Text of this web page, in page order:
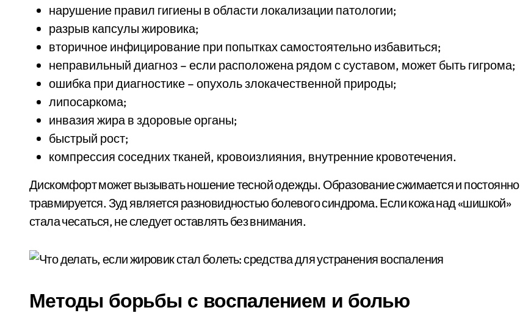
нарушение правил гигиены в области локализации патологии;
разрыв капсулы жировика;
вторичное инфицирование при попытках самостоятельно избавиться;
неправильный диагноз – если расположена рядом с суставом, может быть гигрома;
ошибка при диагностике – опухоль злокачественной природы;
липосаркома;
инвазия жира в здоровые органы;
быстрый рост;
компрессия соседних тканей, кровоизлияния, внутренние кровотечения.
Дискомфорт может вызывать ношение тесной одежды. Образование сжимается и постоянно
травмируется. Зуд является разновидностью болевого синдрома. Если кожа над «шишкой»
стала чесаться, не следует оставлять без внимания.
Методы борьбы с воспалением и болью